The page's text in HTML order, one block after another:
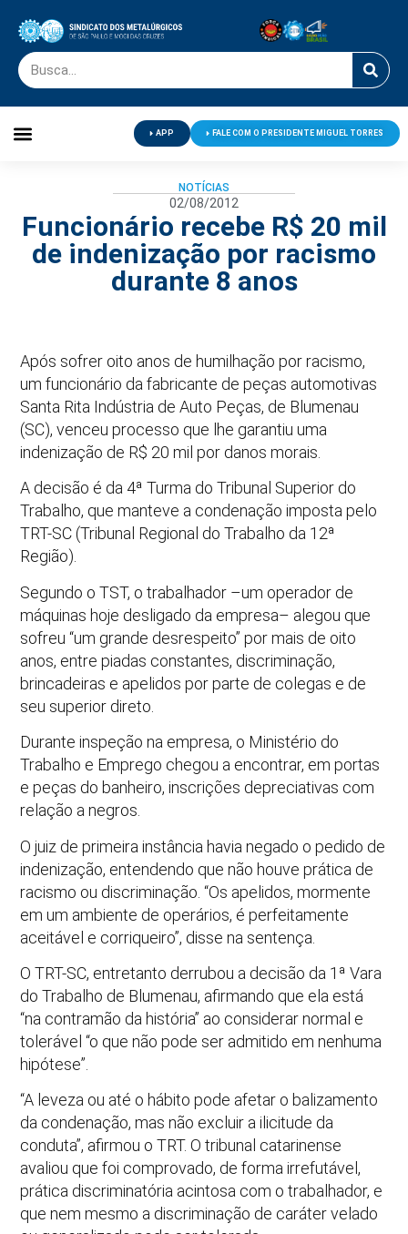
APP FALE COM O PRESIDENTE MIGUEL TORRES
NOTÍCIAS
02/08/2012
Funcionário recebe R$ 20 mil
de indenização por racismo
durante 8 anos
Após sofrer oito anos de humilhação por racismo,
um funcionário da fabricante de peças automotivas
Santa Rita Indústria de Auto Peças, de Blumenau
(SC), venceu processo que lhe garantiu uma
indenização de R$ 20 mil por danos morais.
A decisão é da 4ª Turma do Tribunal Superior do
Trabalho, que manteve a condenação imposta pelo
TRT-SC (Tribunal Regional do Trabalho da 12ª
Região).
Segundo o TST, o trabalhador –um operador de
máquinas hoje desligado da empresa– alegou que
sofreu “um grande desrespeito” por mais de oito
anos, entre piadas constantes, discriminação,
brincadeiras e apelidos por parte de colegas e de
seu superior direto.
Durante inspeção na empresa, o Ministério do
Trabalho e Emprego chegou a encontrar, em portas
e peças do banheiro, inscrições depreciativas com
relação a negros.
O juiz de primeira instância havia negado o pedido de
indenização, entendendo que não houve prática de
racismo ou discriminação. “Os apelidos, mormente
em um ambiente de operários, é perfeitamente
aceitável e corriqueiro”, disse na sentença.
O TRT-SC, entretanto derrubou a decisão da 1ª Vara
do Trabalho de Blumenau, afirmando que ela está
“na contramão da história” ao considerar normal e
tolerável “o que não pode ser admitido em nenhuma
hipótese”.
“A leveza ou até o hábito pode afetar o balizamento
da condenação, mas não excluir a ilicitude da
conduta”, afirmou o TRT. O tribunal catarinense
avaliou que foi comprovado, de forma irrefutável,
prática discriminatória acintosa com o trabalhador, e
que nem mesmo a discriminação de caráter velado